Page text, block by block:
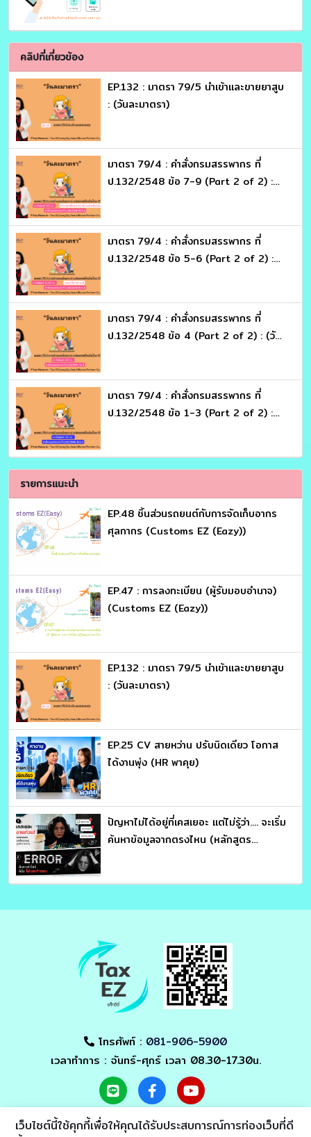
คลิปที่เกี่ยวข้อง
EP.132 : มาตรา 79/5 นำเข้าและขายยาสูบ
: (วันละมาตรา)
มาตรา 79/4 : คำสั่งกรมสรรพากร ที่
ป.132/2548 ข้อ 7-9 (Part 2 of 2) :
มาตรา 79/4 : คำสั่งกรมสรรพากร ที่
ป.132/2548 ข้อ 5-6 (Part 2 of 2) :
มาตรา 79/4 : คำสั่งกรมสรรพากร ที่
ป.132/2548 ข้อ 4 (Part 2 of 2) : (วัน
มาตรา 79/4 : คำสั่งกรมสรรพากร ที่
ป.132/2548 ข้อ 1-3 (Part 2 of 2) :
รายการแนะนำ
EP.48 ชิ้นส่วนรถยนต์กับการจัดเก็บอากร
ศุลกากร (Customs EZ (Eazy))
EP.47 : การลงทะเบียน (ผู้รับมอบอำนาจ)
(Customs EZ (Eazy))
EP.132 : มาตรา 79/5 นำเข้าและขายยาสูบ
: (วันละมาตรา)
EP.25 CV สายหว่าน ปรับนิดเดียว โอกาส
ได้งานพุ่ง (HR พาคุย)
ปัญหาไม่ได้อยู่ที่เคสเยอะ แต่ไม่รู้ว่า.... จะเริ่ม
ค้นหาข้อมูลจากตรงไหน (หลักสูตร
โทรศัพท์ : 081-906-5900
เวลาทำการ : จันทร์-ศุกร์ เวลา 08.30-17.30น.
เว็บไซต์นี้ใช้คุกกี้เพื่อให้คุณได้รับประสบการณ์การท่องเว็บที่ดี